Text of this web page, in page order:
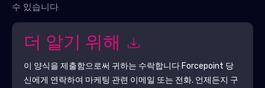
수 있습니다.
더 알기 위해
이 양식을 제출함으로써 귀하는 수락합니다 Forcepoint 당
신에게 연락하여 마케팅 관련 이메일 또는 전화. 언제든지 구